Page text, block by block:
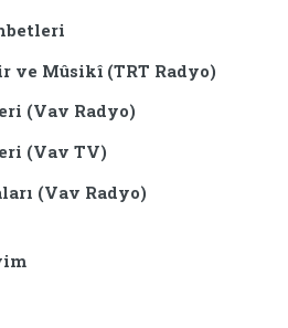
ve Mûsikî (TRT Radyo)
(Vav Radyo)
(Vav TV)
(Vav Radyo)